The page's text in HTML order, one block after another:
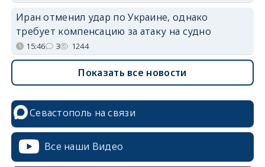
Иран отменил удар по Украине, однако
требует компенсацию за атаку на судно
15:46 3 1244
Показать все новости
Севастополь на связи
Все наши Видео